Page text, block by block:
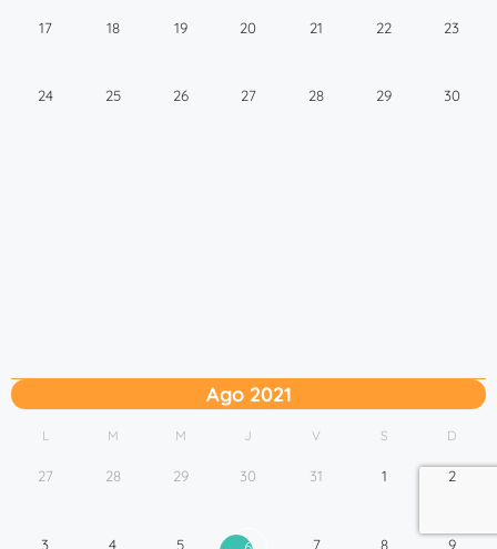
17 18 19 20 21 22 23
24 25 26 27 28 29 30
Ago 2021
L M M J V S D
27 28 29 30 31 1 2
3 4 5 7 8 9